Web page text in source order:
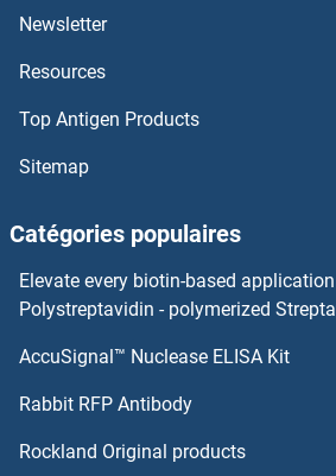
WDYHV1 Kits ELISA
WDR8 Kits ELISA
WDR77 Kits ELISA
WBP2NL Kits ELISA
WASP Kits ELISA
WASF2 Kits ELISA
Newsletter
Resources
Top Antigen Products
Sitemap
Catégories populaires
Elevate every biotin-based
Polystreptavidin - polymerized
AccuSignal™ Nuclease ELISA Kit
Rabbit RFP Antibody
Rockland Original products